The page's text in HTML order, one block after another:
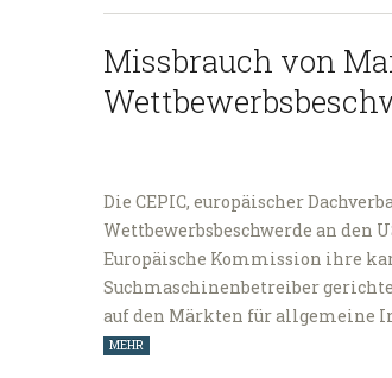
Missbrauch von
Die CEPIC, europäischer
Wettbewerbsbeschwerde an den
Europäische Kommission ihre
Suchmaschinenbetreiber
auf den Märkten für allgemeine
MEHR